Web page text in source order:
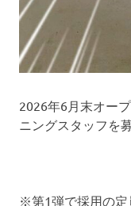
2026年6月末オー
ニングスタッフを
※第1弾で採用の定